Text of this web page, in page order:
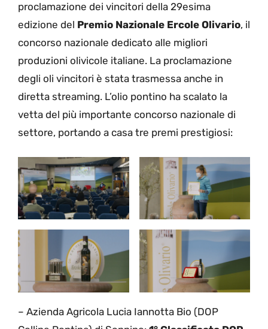
proclamazione dei vincitori della 29esima
edizione del Premio Nazionale Ercole Olivario, il
concorso nazionale dedicato alle migliori
produzioni olivicole italiane. La proclamazione
degli oli vincitori è stata trasmessa anche in
diretta streaming. L’olio pontino ha scalato la
vetta del più importante concorso nazionale di
settore, portando a casa tre premi prestigiosi:
– Azienda Agricola Lucia Iannotta Bio (DOP